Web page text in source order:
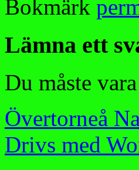
Bokmärk
Lämna ett
Du måste vara
Övertorneå
Drivs med